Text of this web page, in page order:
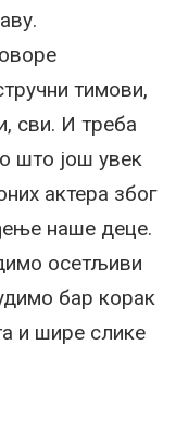
тимови,
сви. И треба
што још увек
актера због
наше деце.
осетљиви
бар корак
и шире слике